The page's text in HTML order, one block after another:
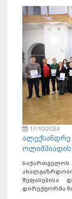
17/10/2024
შეფასებისა
დირექტორმა